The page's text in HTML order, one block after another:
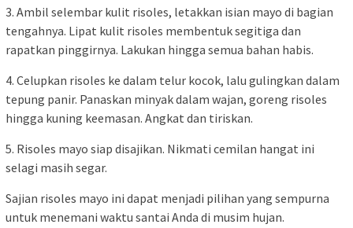
3. Ambil selembar kulit risoles, letakkan isian mayo di bagian
tengahnya. Lipat kulit risoles membentuk segitiga dan
rapatkan pinggirnya. Lakukan hingga semua bahan habis.
4. Celupkan risoles ke dalam telur kocok, lalu gulingkan dalam
tepung panir. Panaskan minyak dalam wajan, goreng risoles
hingga kuning keemasan. Angkat dan tiriskan.
5. Risoles mayo siap disajikan. Nikmati cemilan hangat ini
selagi masih segar.
Sajian risoles mayo ini dapat menjadi pilihan yang sempurna
untuk menemani waktu santai Anda di musim hujan.